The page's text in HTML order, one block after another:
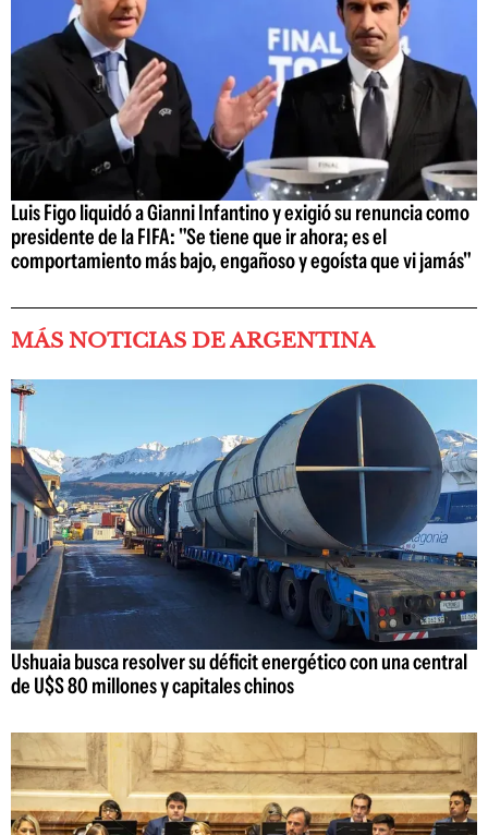
Luis Figo liquidó a Gianni Infantino y exigió su renuncia como
presidente de la FIFA: "Se tiene que ir ahora; es el
comportamiento más bajo, engañoso y egoísta que vi jamás"
MÁS NOTICIAS DE ARGENTINA
Ushuaia busca resolver su déficit energético con una central
de U$S 80 millones y capitales chinos